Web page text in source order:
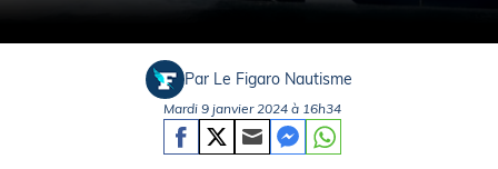
Par Le Figaro Nautisme
Mardi 9 janvier 2024 à 16h34